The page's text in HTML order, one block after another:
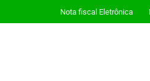
Nota fiscal Eletrônica